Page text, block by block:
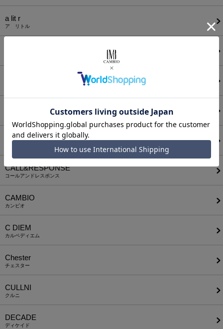
a lit r
ア リトル
BODYSONG.
CALL&RESPONSE
コールアンドレスポンス
CAMBIO
カンビオ
C DIEM
カルペディエム
Chester
チェスター
CULLNI
クルニ
DECADE
ディケイド